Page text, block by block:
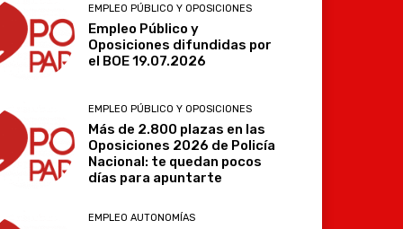
EMPLEO PÚBLICO Y OPOSICIONES
Empleo Público y
Oposiciones difundidas por
el BOE 19.07.2026
EMPLEO PÚBLICO Y OPOSICIONES
Más de 2.800 plazas en las
Oposiciones 2026 de Policía
Nacional: te quedan pocos
días para apuntarte
EMPLEO AUTONOMÍAS